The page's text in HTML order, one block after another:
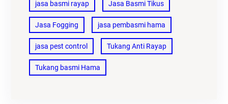
jasa basmi rayap Jasa Basmi Tikus
Jasa Fogging jasa pembasmi hama
jasa pest control Tukang Anti Rayap
Tukang basmi Hama